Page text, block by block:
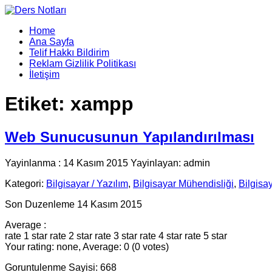
Home
Ana Sayfa
Telif Hakkı Bildirim
Reklam Gizlilik Politikası
İletişim
Etiket: xampp
Web Sunucusunun Yapılandırılması
Yayinlanma : 14 Kasım 2015 Yayinlayan: admin
Kategori: Bilgisayar / Yazılım, Bilgisayar Mühendisliği,
Son Duzenleme 14 Kasım 2015
Average :
rate 1 star rate 2 star rate 3 star rate 4 star rate 5 star
Your rating: none, Average: 0 (0 votes)
Goruntulenme Sayisi: 668